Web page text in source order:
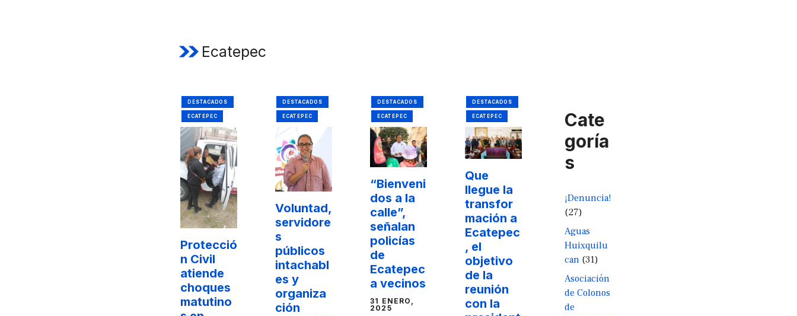
Ecatepec
DESTACADOS
ECATEPEC
Protecció
n Civil
atiende
choques
matutino
DESTACADOS
ECATEPEC
Voluntad,
servidore
s
públicos
intachabl
es y
organiza
ción
DESTACADOS
ECATEPEC
“Bienveni
dos a la
calle”,
señalan
policías
de
Ecatepec
a vecinos
31 ENERO,
2025
DESTACADOS
ECATEPEC
Que
llegue la
transfor
mación a
Ecatepec
, el
objetivo
de la
reunión
con la
Cate
goría
s
¡Denuncia!
(27)
Aguas
Huixquilu
can (31)
Asociación
de Colonos
de